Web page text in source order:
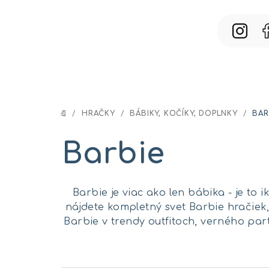
DOMOV
/ HRAČKY / BÁBIKY, KOČÍKY, DOPLNKY /
Barbie
Barbie je viac ako len bábika - je to
nájdete kompletný svet Barbie
Barbie v trendy outfitoch, verného